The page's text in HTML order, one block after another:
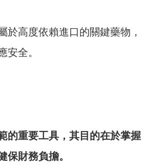
於高度依賴進口的關鍵藥物，
安全。
的重要工具，其目的在於掌握
財務負擔。